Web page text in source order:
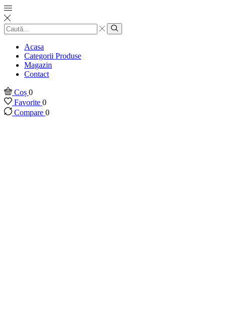
Introducere
căutare
Căutare
Acasa
Categorii Produse
Magazin
Contact
Coș 0
Favorite 0
Compare 0